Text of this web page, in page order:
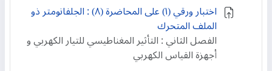
اختبار ورقي (۱) على المحاضرة (٨) : الجلفانومتر ذو
الملف المتحرك
الفصل الثاني : التأثير المغناطيسي للتيار الكهربي و
أجهزة القياس الكهربي